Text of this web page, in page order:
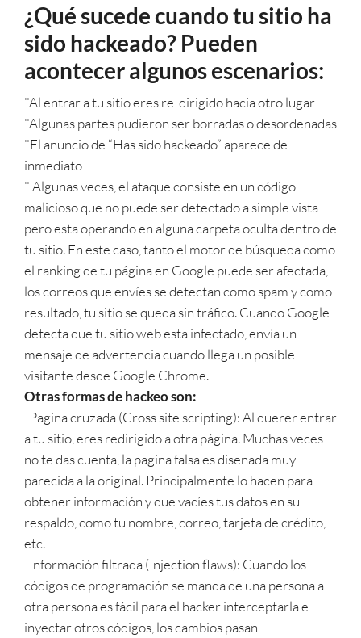
¿Qué sucede cuando tu sitio ha
sido hackeado? Pueden
acontecer algunos escenarios:
*Al entrar a tu sitio eres re-dirigido hacia otro lugar
*Algunas partes pudieron ser borradas o desordenadas
*El anuncio de “Has sido hackeado” aparece de
inmediato
* Algunas veces, el ataque consiste en un código
malicioso que no puede ser detectado a simple vista
pero esta operando en alguna carpeta oculta dentro de
tu sitio. En este caso, tanto el motor de búsqueda como
el ranking de tu página en Google puede ser afectada,
los correos que envíes se detectan como spam y como
resultado, tu sitio se queda sin tráfico. Cuando Google
detecta que tu sitio web esta infectado, envía un
mensaje de advertencia cuando llega un posible
visitante desde Google Chrome.
Otras formas de hackeo son:
-Pagina cruzada (Cross site scripting): Al querer entrar
a tu sitio, eres redirigido a otra página. Muchas veces
no te das cuenta, la pagina falsa es diseñada muy
parecida a la original. Principalmente lo hacen para
obtener información y que vacíes tus datos en su
respaldo, como tu nombre, correo, tarjeta de crédito,
etc.
-Información filtrada (Injection flaws): Cuando los
códigos de programación se manda de una persona a
otra persona es fácil para el hacker interceptarla e
inyectar otros códigos, los cambios pasan